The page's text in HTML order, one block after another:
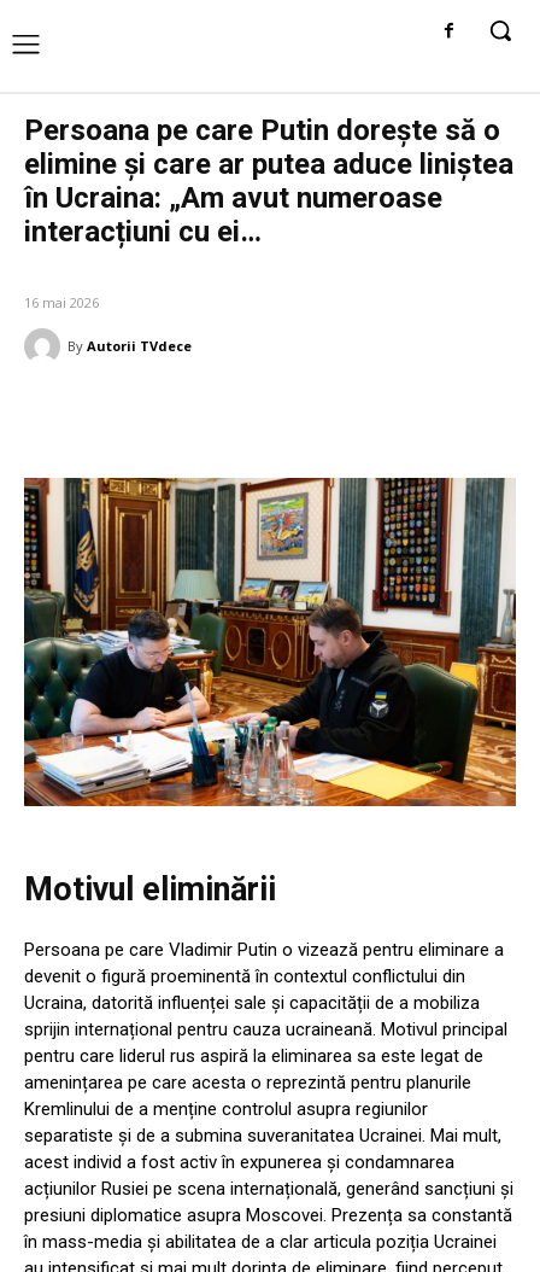
Persoana pe care Putin dorește să o
elimine și care ar putea aduce liniștea
în Ucraina: „Am avut numeroase
interacțiuni cu ei…
16 mai 2026
By Autorii TVdece
Motivul eliminării
Persoana pe care Vladimir Putin o vizează pentru eliminare a
devenit o figură proeminentă în contextul conflictului din
Ucraina, datorită influenței sale și capacității de a mobiliza
sprijin internațional pentru cauza ucraineană. Motivul principal
pentru care liderul rus aspiră la eliminarea sa este legat de
amenințarea pe care acesta o reprezintă pentru planurile
Kremlinului de a menține controlul asupra regiunilor
separatiste și de a submina suveranitatea Ucrainei. Mai mult,
acest individ a fost activ în expunerea și condamnarea
acțiunilor Rusiei pe scena internațională, generând sancțiuni și
presiuni diplomatice asupra Moscovei. Prezența sa constantă
în mass-media și abilitatea de a clar articula poziția Ucrainei